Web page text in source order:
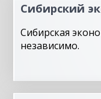
Сибирский
Сибирская
независимо.